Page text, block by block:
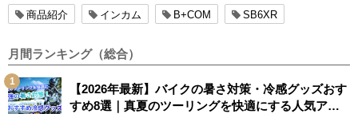
商品紹介 インカム B+COM SB6XR
月間ランキング（総合）
【2026年最新】バイクの暑さ対策・冷感グッズおす
すめ8選｜真夏のツーリングを快適にする人気アイ